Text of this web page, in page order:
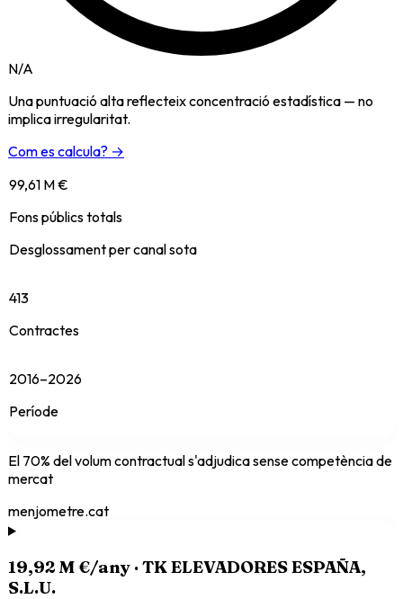
N/A
Una puntuació alta reflecteix concentració estadística — no
implica irregularitat.
Com es calcula? →
99,61 M €
Fons públics totals
Desglossament per canal sota
413
Contractes
2016–2026
Període
El 70% del volum contractual s'adjudica sense competència de
mercat
menjometre.cat
19,92 M €/any ·TK ELEVADORES ESPAÑA,
S.L.U.